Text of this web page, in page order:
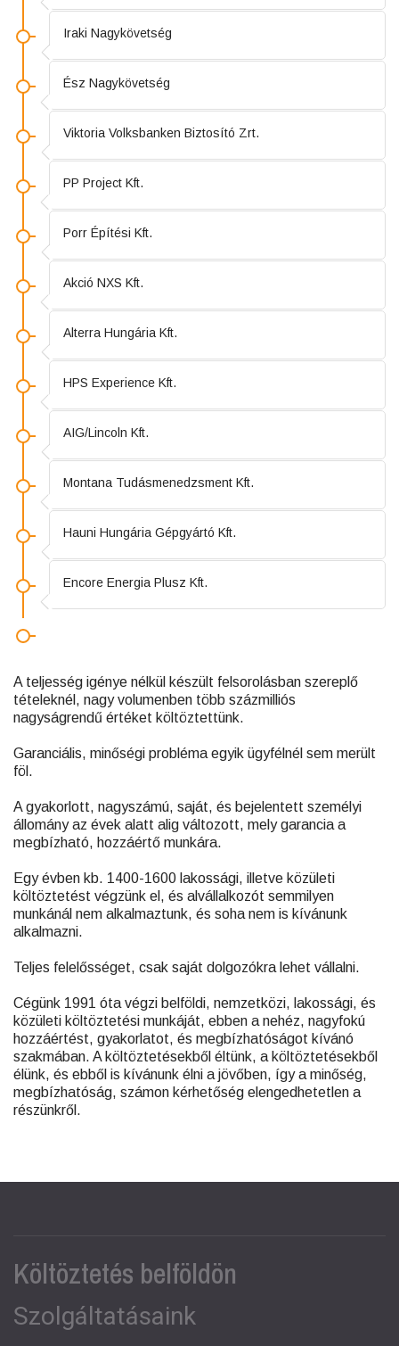
Iraki Nagykövetség
Ész Nagykövetség
Viktoria Volksbanken Biztosító Zrt.
PP Project Kft.
Porr Építési Kft.
Akció NXS Kft.
Alterra Hungária Kft.
HPS Experience Kft.
AIG/Lincoln Kft.
Montana Tudásmenedzsment Kft.
Hauni Hungária Gépgyártó Kft.
Encore Energia Plusz Kft.
A teljesség igénye nélkül készült felsorolásban szereplő
tételeknél, nagy volumenben több százmilliós
nagyságrendű értéket költöztettünk.
Garanciális, minőségi probléma egyik ügyfélnél sem merült
föl.
A gyakorlott, nagyszámú, saját, és bejelentett személyi
állomány az évek alatt alig változott, mely garancia a
megbízható, hozzáértő munkára.
Egy évben kb. 1400-1600 lakossági, illetve közületi
költöztetést végzünk el, és alvállalkozót semmilyen
munkánál nem alkalmaztunk, és soha nem is kívánunk
alkalmazni.
Teljes felelősséget, csak saját dolgozókra lehet vállalni.
Cégünk 1991 óta végzi belföldi, nemzetközi, lakossági, és
közületi költöztetési munkáját, ebben a nehéz, nagyfokú
hozzáértést, gyakorlatot, és megbízhatóságot kívánó
szakmában. A költöztetésekből éltünk, a költöztetésekből
élünk, és ebből is kívánunk élni a jövőben, így a minőség,
megbízhatóság, számon kérhetőség elengedhetetlen a
részünkről.
Költöztetés belföldön
Szolgáltatásaink